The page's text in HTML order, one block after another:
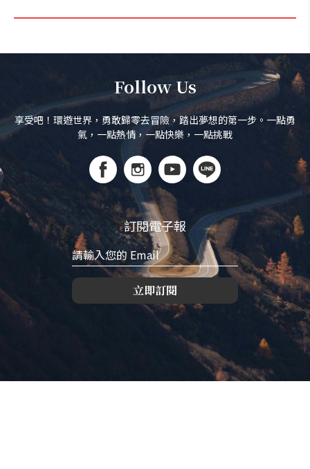
Follow Us
享受吧！環遊世界，勇敢歸零去冒險，踏出夢想的第一步。一點勇
氣，一點熱情，一點快樂，一點挑戰
訂閱電子報
立即訂閱